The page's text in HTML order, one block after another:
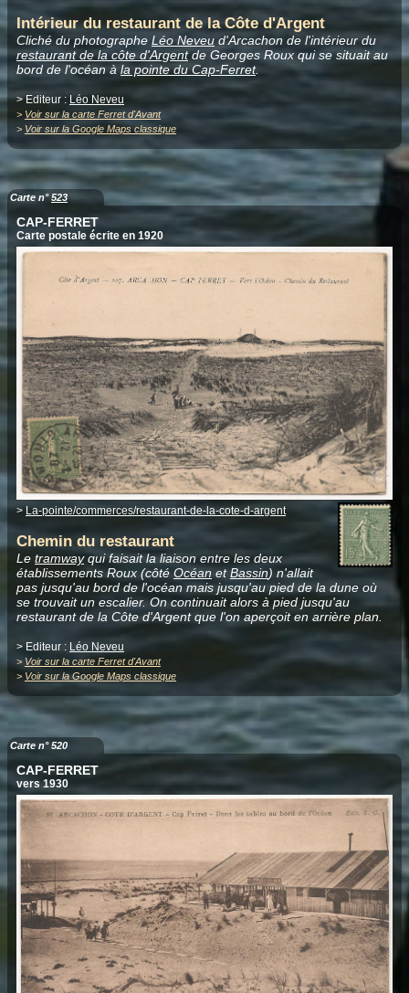
Intérieur du restaurant de la Côte d'Argent
Cliché du photographe Léo Neveu d'Arcachon de l'intérieur du
restaurant de la côte d'Argentde Georges Roux qui se situait au
bord de l'océan à la pointe du Cap-Ferret.
> Editeur : Léo Neveu
> Voir sur la carte Ferret d'Avant
> Voir sur la Google Maps classique
Carte n°523
CAP-FERRET
Carte postale écrite en 1920
>La-pointe/commerces/restaurant-de-la-cote-d-argent
Chemin du restaurant
Le tramwayqui faisait la liaison entre les deux
établissements Roux (côté Océan etBassin) n'allait
pas jusqu'au bord de l'océan mais jusqu'au pied de la dune où
se trouvait un escalier. On continuait alors à pied jusqu'au
restaurant de la Côte d'Argent que l'on aperçoit en arrière plan.
> Editeur : Léo Neveu
> Voir sur la carte Ferret d'Avant
> Voir sur la Google Maps classique
Carte n° 520
CAP-FERRET
vers 1930